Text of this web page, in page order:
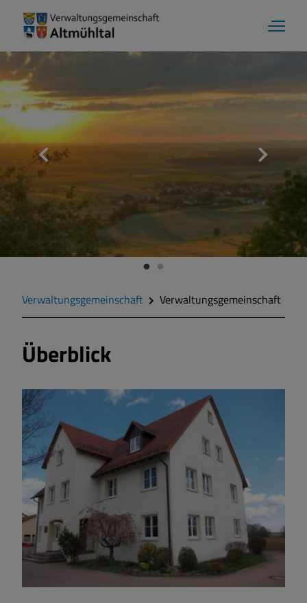
Verwaltungsgemeinschaft Verwaltungsgemeinschaft
Überblick